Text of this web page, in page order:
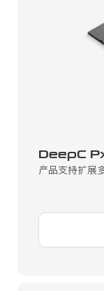
DeepC
产品支持扩展